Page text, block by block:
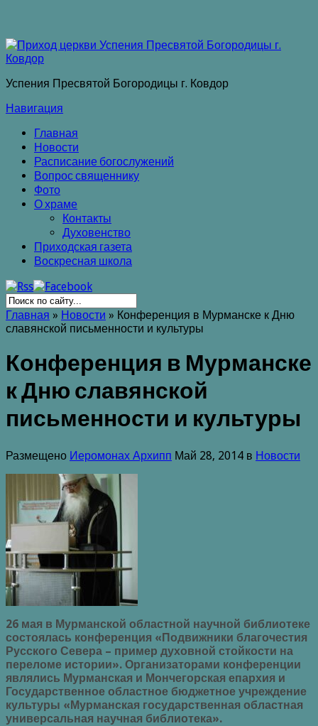
Успения Пресвятой Богородицы г. Ковдор
Навигация
Главная
Новости
Расписание богослужений
Вопрос священнику
Фото
О храме
Контакты
Духовенство
Приходская газета
Воскресная школа
Главная » Новости » Конференция в Мурманске к Дню
славянской письменности и культуры
Конференция в Мурманске
к Дню славянской
письменности и культуры
Размещено Иеромонах Архипп Май 28, 2014 в Новости
26 мая в Мурманской областной научной библиотеке
состоялась конференция «Подвижники благочестия
Русского Севера – пример духовной стойкости на
переломе истории». Организаторами конференции
являлись Мурманская и Мончегорская епархия и
Государственное областное бюджетное учреждение
культуры «Мурманская государственная областная
универсальная научная библиотека».